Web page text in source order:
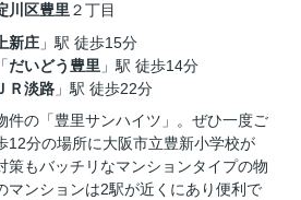
川区豊里２丁目
新庄 」駅 徒歩15分
「だいどう豊里 」駅 徒歩14分
Ｒ淡路 」駅 徒歩22分
件の「豊里サンハイツ」。ぜひ一度ご
12分の場所に大阪市立豊新小学校が
策もバッチリなマンションタイプの物
マンションは2駅が近くにあり便利で